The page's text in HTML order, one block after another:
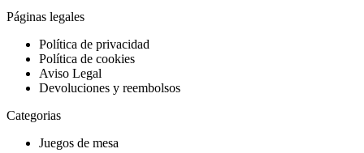
Páginas legales
Política de privacidad
Política de cookies
Aviso Legal
Devoluciones y reembolsos
Categorias
Juegos de mesa